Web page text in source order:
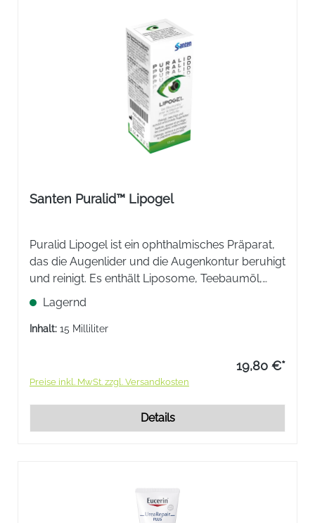
Santen Puralid™ Lipogel
Puralid Lipogel ist ein ophthalmisches Präparat,
das die Augenlider und die Augenkontur beruhigt
und reinigt. Es enthält Liposome, Teebaumöl,
Vitamin A, Xanthangummi, Ferulasäure, Vitamin E
TPGS und Alpha- Bisabolol.
Lagernd
Inhalt: 15 Milliliter
19,80 €*
Preise inkl. MwSt. zzgl. Versandkosten
Details